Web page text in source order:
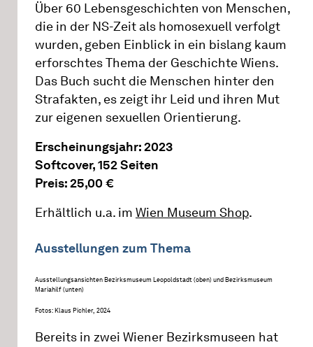
Über 60 Lebensgeschichten von Menschen,
die in der NS-Zeit als homosexuell verfolgt
wurden, geben Einblick in ein bislang kaum
erforschtes Thema der Geschichte Wiens.
Das Buch sucht die Menschen hinter den
Strafakten, es zeigt ihr Leid und ihren Mut
zur eigenen sexuellen Orientierung.
Erscheinungsjahr: 2023
Softcover, 152 Seiten
Preis: 25,00 €
Erhältlich u.a. im Wien Museum Shop.
Ausstellungen zum Thema
Ausstellungsansichten Bezirksmuseum Leopoldstadt (oben) und Bezirksmuseum
Mariahilf (unten)
Fotos: Klaus Pichler, 2024
Bereits in zwei Wiener Bezirksmuseen hat